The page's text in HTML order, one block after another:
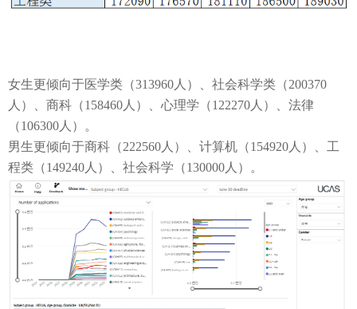
女生更倾向于医学类（313960 人）、社会科学类（200370
人）、商科（158460 人）、心理学（122270 人）、法律
（106300 人）。
男生更倾向于商科（222560 人）、计算机（154920 人）、工
程类（149240 人）、社会科学（130000 人）。